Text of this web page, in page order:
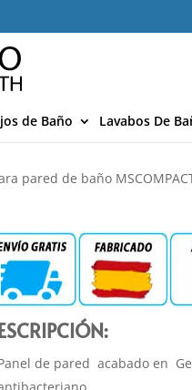
de Baño Lavabos De
pared de baño
de pared acabado en